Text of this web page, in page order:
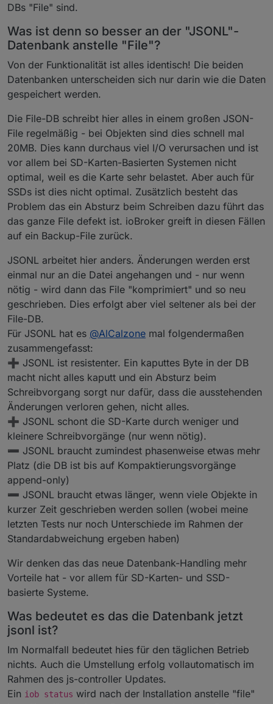
DBs "File" sind.
Was ist denn so besser an der "JSONL"-
Datenbank anstelle "File"?
Von der Funktionalität ist alles identisch! Die beiden
Datenbanken unterscheiden sich nur darin wie die Daten
gespeichert werden.
Die File-DB schreibt hier alles in einem großen JSON-
File regelmäßig - bei Objekten sind dies schnell mal
20MB. Dies kann durchaus viel I/O verursachen und ist
vor allem bei SD-Karten-Basierten Systemen nicht
optimal, weil es die Karte sehr belastet. Aber auch für
SSDs ist dies nicht optimal. Zusätzlich besteht das
Problem das ein Absturz beim Schreiben dazu führt das
das ganze File defekt ist. ioBroker greift in diesen Fällen
auf ein Backup-File zurück.
JSONL arbeitet hier anders. Änderungen werden erst
einmal nur an die Datei angehangen und - nur wenn
nötig - wird dann das File "komprimiert" und so neu
geschrieben. Dies erfolgt aber viel seltener als bei der
File-DB.
Für JSONL hat es @AlCalzone mal folgendermaßen
zusammengefasst:
➕ JSONL ist resistenter. Ein kaputtes Byte in der DB
macht nicht alles kaputt und ein Absturz beim
Schreibvorgang sorgt nur dafür, dass die ausstehenden
Änderungen verloren gehen, nicht alles.
➕ JSONL schont die SD-Karte durch weniger und
kleinere Schreibvorgänge (nur wenn nötig).
➖ JSONL braucht zumindest phasenweise etwas mehr
Platz (die DB ist bis auf Kompaktierungsvorgänge
append-only)
➖ JSONL braucht etwas länger, wenn viele Objekte in
kurzer Zeit geschrieben werden sollen (wobei meine
letzten Tests nur noch Unterschiede im Rahmen der
Standardabweichung ergeben haben)
Wir denken das das neue Datenbank-Handling mehr
Vorteile hat - vor allem für SD-Karten- und SSD-
basierte Systeme.
Was bedeutet es das die Datenbank jetzt
jsonl ist?
Im Normalfall bedeutet hies für den täglichen Betrieb
nichts. Auch die Umstellung erfolg vollautomatisch im
Rahmen des js-controller Updates.
Ein iob status wird nach der Installation anstelle "file"